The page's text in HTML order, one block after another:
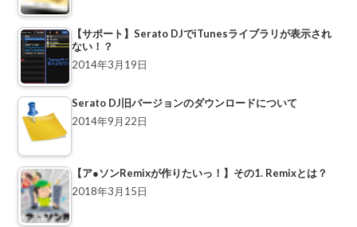
【サポート】Serato DJでiTunesライブラリが表示され
ない！？
2014年3月19日
Serato DJ旧バージョンのダウンロードについて
2014年9月22日
【ア●ソンRemixが作りたいっ！】その1. Remixとは？
2018年3月15日